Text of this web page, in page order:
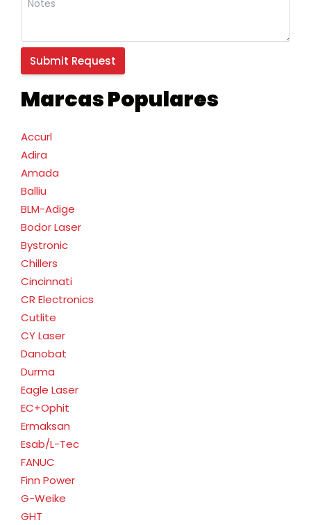
Marcas Populares
Accurl
Adira
Amada
Balliu
BLM-Adige
Bodor Laser
Bystronic
Chillers
Cincinnati
CR Electronics
Cutlite
CY Laser
Danobat
Durma
Eagle Laser
EC+Ophit
Ermaksan
Esab/L-Tec
FANUC
Finn Power
G-Weike
GHT